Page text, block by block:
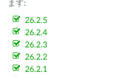
ます:
26.2.5
26.2.4
26.2.3
26.2.2
26.2.1